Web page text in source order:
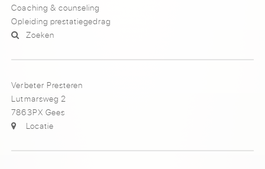
Coaching & counseling
Opleiding prestatiegedrag
Zoeken
Verbeter Presteren
Lutmarsweg 2
7863PX Gees
Locatie